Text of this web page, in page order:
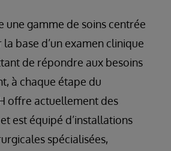
une gamme de soins centrée
base d’un examen clinique
de répondre aux besoins
à chaque étape du
offre actuellement des
est équipé d’installations
spécialisées,